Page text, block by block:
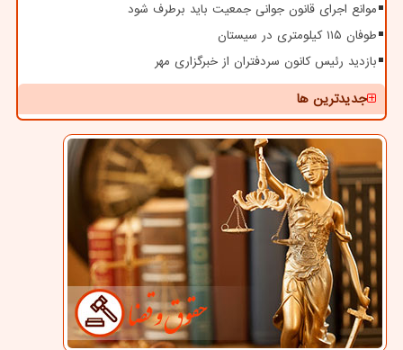
موانع اجرای قانون جوانی جمعیت باید برطرف شود
طوفان ۱۱۵ کیلومتری در سیستان
بازدید رئیس کانون سردفتران از خبرگزاری مهر
جدیدترین ها